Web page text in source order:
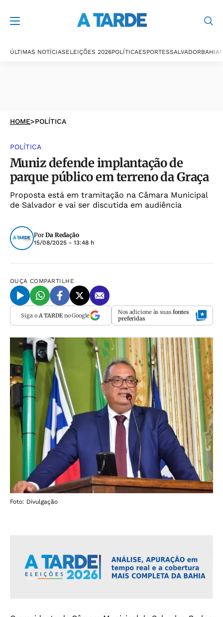
ÚLTIMAS NOTÍCIASELEIÇÕES 2026POLÍTICAESPORTESSALVADORBAHIA
HOME>POLÍTICA
POLÍTICA
Muniz defende implantação de
parque público em terreno da Graça
Proposta está em tramitação na Câmara Municipal
de Salvador e vai ser discutida em audiência
Por Da Redação
15/08/2025 - 13:48 h
OUÇA COMPARTILHE
Siga o A TARDEno Google Nos adicione às suas fontes
preferidas
Foto: Divulgação